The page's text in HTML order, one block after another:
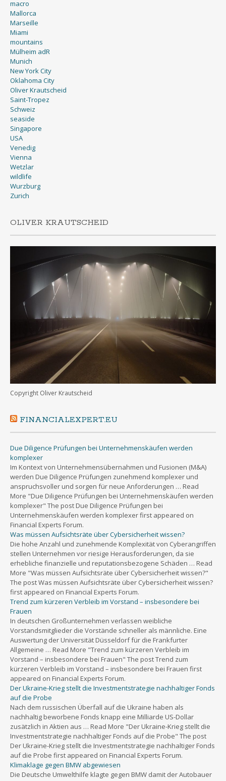
macro
Mallorca
Marseille
Miami
mountains
Mülheim adR
Munich
New York City
Oklahoma City
Oliver Krautscheid
Saint-Tropez
Schweiz
seaside
Singapore
USA
Venedig
Vienna
Wetzlar
wildlife
Wurzburg
Zurich
OLIVER KRAUTSCHEID
Copyright Oliver Krautscheid
FINANCIALEXPERT.EU
Due Diligence Prüfungen bei Unternehmenskäufen werden
komplexer
Im Kontext von Unternehmensübernahmen und Fusionen (M&A)
werden Due Diligence Prüfungen zunehmend komplexer und
anspruchsvoller und sorgen für neue Anforderungen … Read
More "Due Diligence Prüfungen bei Unternehmenskäufen werden
komplexer" The post Due Diligence Prüfungen bei
Unternehmenskäufen werden komplexer first appeared on
Financial Experts Forum.
Was müssen Aufsichtsräte über Cybersicherheit wissen?
Die hohe Anzahl und zunehmende Komplexität von Cyberangriffen
stellen Unternehmen vor riesige Herausforderungen, da sie
erhebliche finanzielle und reputationsbezogene Schäden … Read
More "Was müssen Aufsichtsräte über Cybersicherheit wissen?"
The post Was müssen Aufsichtsräte über Cybersicherheit wissen?
first appeared on Financial Experts Forum.
Trend zum kürzeren Verbleib im Vorstand – insbesondere bei
Frauen
In deutschen Großunternehmen verlassen weibliche
Vorstandsmitglieder die Vorstände schneller als männliche. Eine
Auswertung der Universität Düsseldorf für die Frankfurter
Allgemeine … Read More "Trend zum kürzeren Verbleib im
Vorstand – insbesondere bei Frauen" The post Trend zum
kürzeren Verbleib im Vorstand – insbesondere bei Frauen first
appeared on Financial Experts Forum.
Der Ukraine-Krieg stellt die Investmentstrategie nachhaltiger Fonds
auf die Probe
Nach dem russischen Überfall auf die Ukraine haben als
nachhaltig beworbene Fonds knapp eine Milliarde US-Dollar
zusätzlich in Aktien aus … Read More "Der Ukraine-Krieg stellt die
Investmentstrategie nachhaltiger Fonds auf die Probe" The post
Der Ukraine-Krieg stellt die Investmentstrategie nachhaltiger Fonds
auf die Probe first appeared on Financial Experts Forum.
Klimaklage gegen BMW abgewiesen
Die Deutsche Umwelthilfe klagte gegen BMW damit der Autobauer